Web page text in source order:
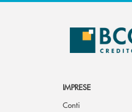
IMPRESE
Conti